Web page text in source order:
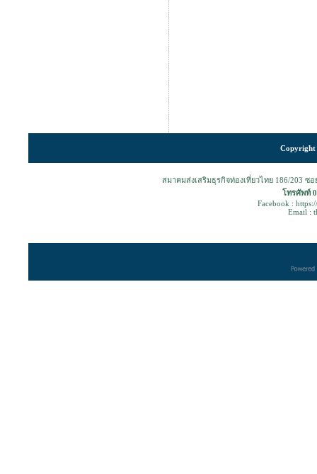
Copyright
สมาคมส่งเสริมธุรกิจท่องเที่ยวไทย 186/203 ซ
โทรศัพท์
Facebook :
Email :